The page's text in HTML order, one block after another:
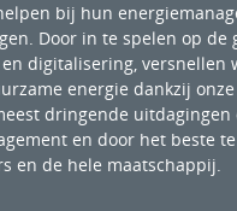
bij hun
Door in te spelen op de
digitalisering, versnellen
energie dankzij
dringende uitdagingen
en door het beste
en de hele maatschappij.